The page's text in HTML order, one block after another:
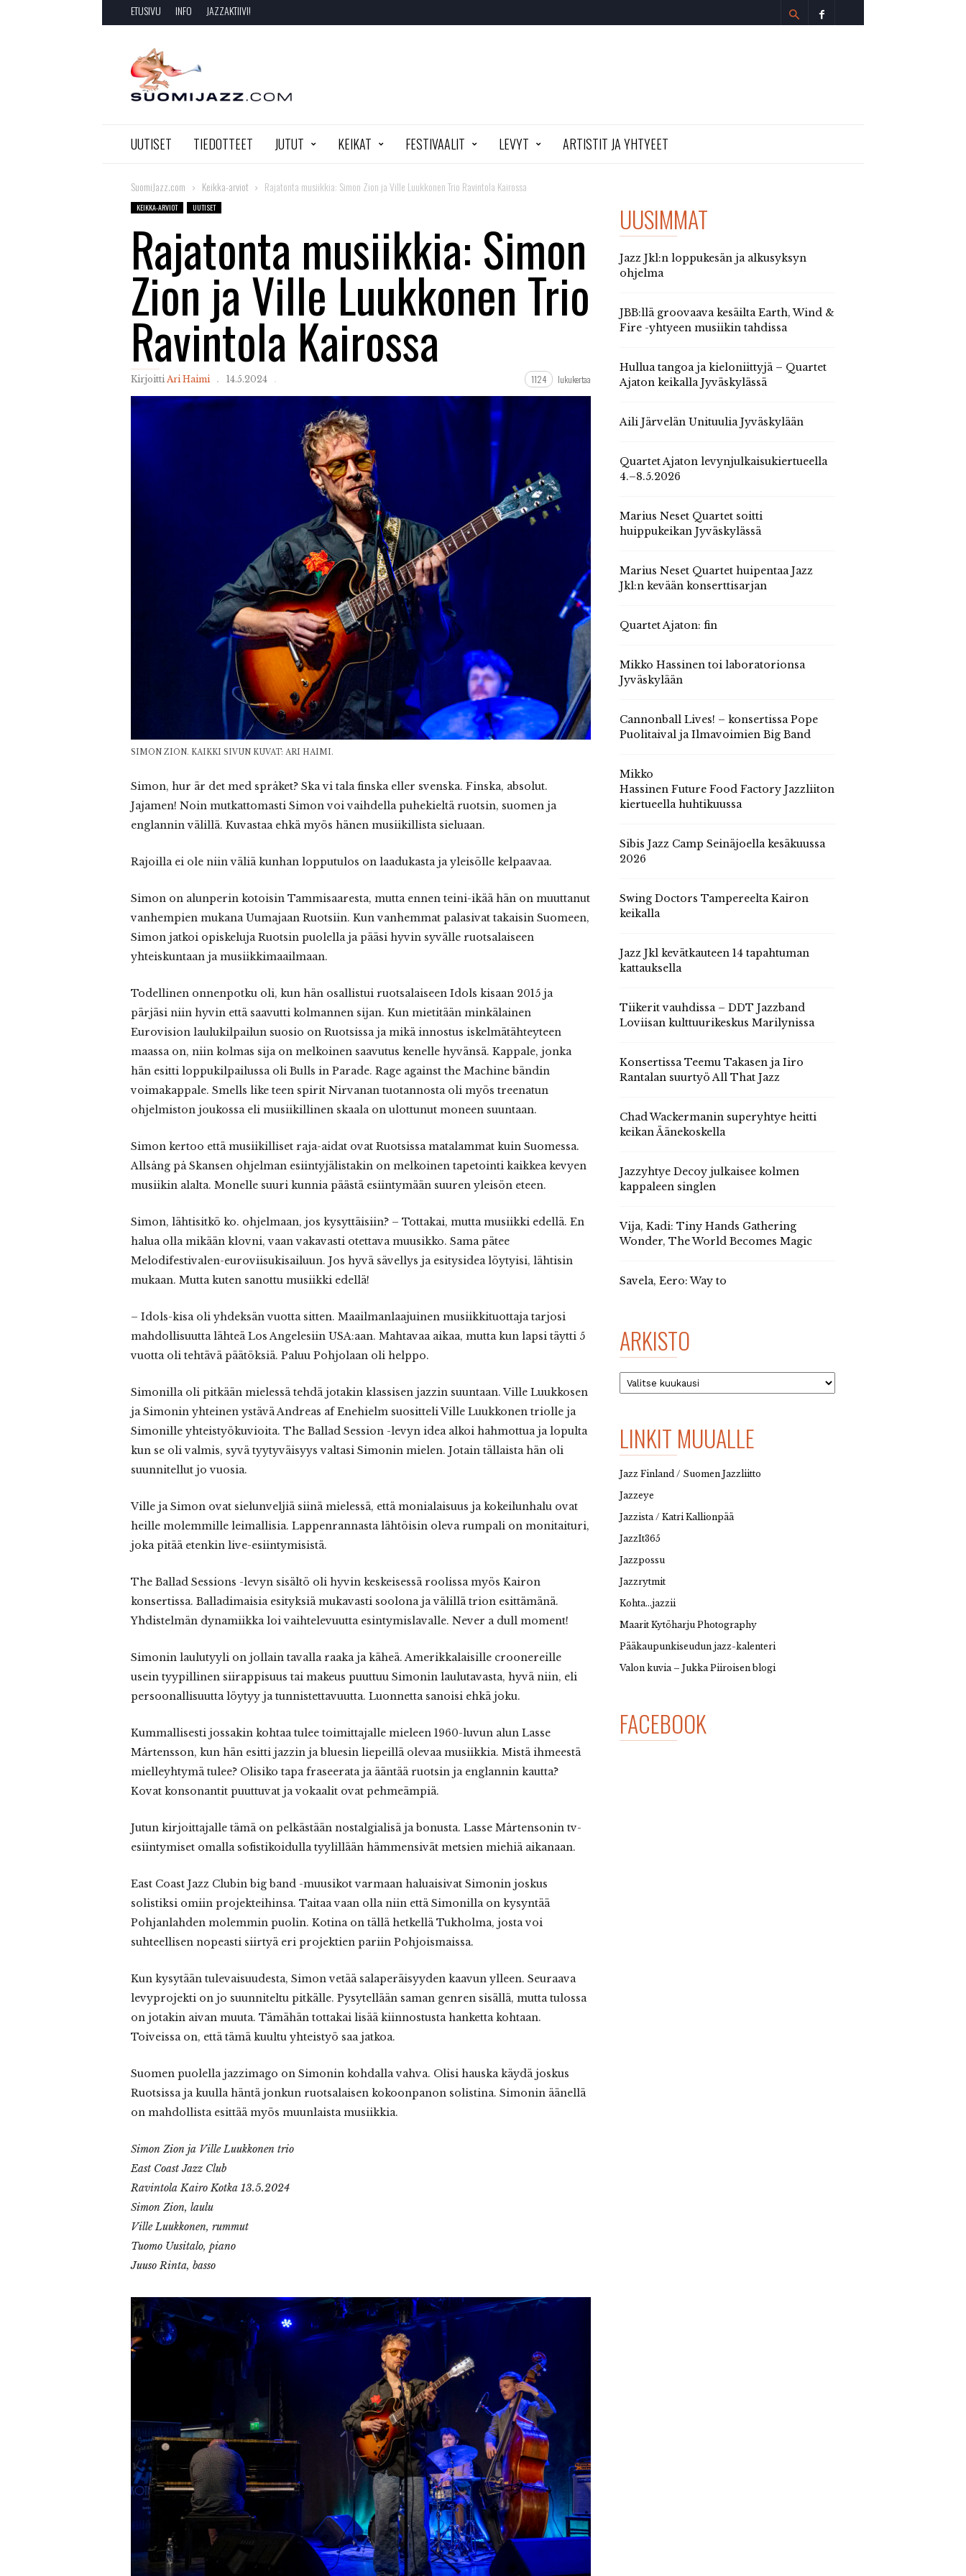
ETUSIVU INFO JAZZAKTIIVI!
SuomiJazz.com
UUTISET TIEDOTTEET JUTUT KEIKAT FESTIVAALIT LEVYT ARTISTIT JA YHTYEET
SuomiJazz.com Keikka-arviot Rajatonta musiikkia: Simon Zion ja Ville Luukkonen Trio Ravintola Kairossa
KEIKKA-ARVIOT UUTISET
Rajatonta musiikkia: Simon
Zion ja Ville Luukkonen Trio
Ravintola Kairossa
Kirjoitti Ari Haimi 14.5.2024 1124 lukukertaa
SIMON ZION. KAIKKI SIVUN KUVAT: ARI HAIMI.
Simon, hur är det med språket? Ska vi tala finska eller svenska. Finska, absolut.
Jajamen! Noin mutkattomasti Simon voi vaihdella puhekieltä ruotsin, suomen ja
englannin välillä. Kuvastaa ehkä myös hänen musiikillista sieluaan.
Rajoilla ei ole niin väliä kunhan lopputulos on laadukasta ja yleisölle kelpaavaa.
Simon on alunperin kotoisin Tammisaaresta, mutta ennen teini-ikää hän on muuttanut
vanhempien mukana Uumajaan Ruotsiin. Kun vanhemmat palasivat takaisin Suomeen,
Simon jatkoi opiskeluja Ruotsin puolella ja pääsi hyvin syvälle ruotsalaiseen
yhteiskuntaan ja musiikkimaailmaan.
Todellinen onnenpotku oli, kun hän osallistui ruotsalaiseen Idols kisaan 2015 ja
pärjäsi niin hyvin että saavutti kolmannen sijan. Kun mietitään minkälainen
Eurovision laulukilpailun suosio on Ruotsissa ja mikä innostus iskelmätähteyteen
maassa on, niin kolmas sija on melkoinen saavutus kenelle hyvänsä. Kappale, jonka
hän esitti loppukilpailussa oli Bulls in Parade. Rage against the Machine bändin
voimakappale. Smells like teen spirit Nirvanan tuotannosta oli myös treenatun
ohjelmiston joukossa eli musiikillinen skaala on ulottunut moneen suuntaan.
Simon kertoo että musiikilliset raja-aidat ovat Ruotsissa matalammat kuin Suomessa.
Allsång på Skansen ohjelman esiintyjälistakin on melkoinen tapetointi kaikkea kevyen
musiikin alalta. Monelle suuri kunnia päästä esiintymään suuren yleisön eteen.
Simon, lähtisitkö ko. ohjelmaan, jos kysyttäisiin? – Tottakai, mutta musiikki edellä. En
halua olla mikään klovni, vaan vakavasti otettava muusikko. Sama pätee
Melodifestivalen-euroviisukisailuun. Jos hyvä sävellys ja esitysidea löytyisi, lähtisin
mukaan. Mutta kuten sanottu musiikki edellä!
– Idols-kisa oli yhdeksän vuotta sitten. Maailmanlaajuinen musiikkituottaja tarjosi
mahdollisuutta lähteä Los Angelesiin USA:aan. Mahtavaa aikaa, mutta kun lapsi täytti 5
vuotta oli tehtävä päätöksiä. Paluu Pohjolaan oli helppo.
Simonilla oli pitkään mielessä tehdä jotakin klassisen jazzin suuntaan. Ville Luukkosen
ja Simonin yhteinen ystävä Andreas af Enehielm suositteli Ville Luukkonen triolle ja
Simonille yhteistyökuvioita. The Ballad Session -levyn idea alkoi hahmottua ja lopulta
kun se oli valmis, syvä tyytyväisyys valtasi Simonin mielen. Jotain tällaista hän oli
suunnitellut jo vuosia.
Ville ja Simon ovat sielunveljiä siinä mielessä, että monialaisuus ja kokeilunhalu ovat
heille molemmille leimallisia. Lappenrannasta lähtöisin oleva rumpali on monitaituri,
joka pitää etenkin live-esiintymisistä.
The Ballad Sessions -levyn sisältö oli hyvin keskeisessä roolissa myös Kairon
konsertissa. Balladimaisia esityksiä mukavasti soolona ja välillä trion esittämänä.
Yhdistelmän dynamiikka loi vaihtelevuutta esintymislavalle. Never a dull moment!
Simonin laulutyyli on jollain tavalla raaka ja käheä. Amerikkalaisille croonereille
usein tyypillinen siirappisuus tai makeus puuttuu Simonin laulutavasta, hyvä niin, eli
persoonallisuutta löytyy ja tunnistettavuutta. Luonnetta sanoisi ehkä joku.
Kummallisesti jossakin kohtaa tulee toimittajalle mieleen 1960-luvun alun Lasse
Mårtensson, kun hän esitti jazzin ja bluesin liepeillä olevaa musiikkia. Mistä ihmeestä
mielleyhtymä tulee? Olisiko tapa fraseerata ja ääntää ruotsin ja englannin kautta?
Kovat konsonantit puuttuvat ja vokaalit ovat pehmeämpiä.
Jutun kirjoittajalle tämä on pelkästään nostalgialisä ja bonusta. Lasse Mårtensonin tv-
esiintymiset omalla sofistikoidulla tyylillään hämmensivät metsien miehiä aikanaan.
East Coast Jazz Clubin big band -muusikot varmaan haluaisivat Simonin joskus
solistiksi omiin projekteihinsa. Taitaa vaan olla niin että Simonilla on kysyntää
Pohjanlahden molemmin puolin. Kotina on tällä hetkellä Tukholma, josta voi
suhteellisen nopeasti siirtyä eri projektien pariin Pohjoismaissa.
Kun kysytään tulevaisuudesta, Simon vetää salaperäisyyden kaavun ylleen. Seuraava
levyprojekti on jo suunniteltu pitkälle. Pysytellään saman genren sisällä, mutta tulossa
on jotakin aivan muuta. Tämähän tottakai lisää kiinnostusta hanketta kohtaan.
Toiveissa on, että tämä kuultu yhteistyö saa jatkoa.
Suomen puolella jazzimago on Simonin kohdalla vahva. Olisi hauska käydä joskus
Ruotsissa ja kuulla häntä jonkun ruotsalaisen kokoonpanon solistina. Simonin äänellä
on mahdollista esittää myös muunlaista musiikkia.
Simon Zion ja Ville Luukkonen trio
East Coast Jazz Club
Ravintola Kairo Kotka 13.5.2024
Simon Zion, laulu
Ville Luukkonen, rummut
Tuomo Uusitalo, piano
Juuso Rinta, basso
UUSIMMAT
Jazz Jkl:n loppukesän ja alkusyksyn
ohjelma
JBB:llä groovaava kesäilta Earth, Wind &
Fire -yhtyeen musiikin tahdissa
Hullua tangoa ja kieloniittyjä – Quartet
Ajaton keikalla Jyväskylässä
Aili Järvelän Unituulia Jyväskylään
Quartet Ajaton levynjulkaisukiertueella
4.–8.5.2026
Marius Neset Quartet soitti
huippukeikan Jyväskylässä
Marius Neset Quartet huipentaa Jazz
Jkl:n kevään konserttisarjan
Quartet Ajaton: fin
Mikko Hassinen toi laboratorionsa
Jyväskylään
Cannonball Lives! – konsertissa Pope
Puolitaival ja Ilmavoimien Big Band
Mikko
Hassinen Future Food Factory Jazzliiton
kiertueella huhtikuussa
Sibis Jazz Camp Seinäjoella kesäkuussa
2026
Swing Doctors Tampereelta Kairon
keikalla
Jazz Jkl kevätkauteen 14 tapahtuman
kattauksella
Tiikerit vauhdissa – DDT Jazzband
Loviisan kulttuurikeskus Marilynissa
Konsertissa Teemu Takasen ja Iiro
Rantalan suurtyö All That Jazz
Chad Wackermanin superyhtye heitti
keikan Äänekoskella
Jazzyhtye Decoy julkaisee kolmen
kappaleen singlen
Vija, Kadi: Tiny Hands Gathering
Wonder, The World Becomes Magic
Savela, Eero: Way to
ARKISTO
Arkisto
LINKIT MUUALLE
Jazz Finland / Suomen Jazzliitto
Jazzeye
Jazzista / Katri Kallionpää
JazzIt365
Jazzpossu
Jazzrytmit
Kohta…jazzii
Maarit Kytöharju Photography
Pääkaupunkiseudun jazz-kalenteri
Valon kuvia – Jukka Piiroisen blogi
FACEBOOK